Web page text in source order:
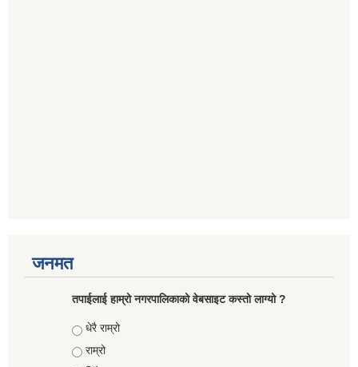
जनमत
तपाईलाई हाम्रो नगरपालिकाको वेबसाइट कस्तो लाग्यो ?
Choices
धेरै राम्रो
राम्रो